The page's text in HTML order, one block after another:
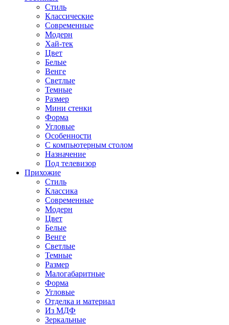
Стиль
Классические
Современные
Модерн
Хай-тек
Цвет
Белые
Венге
Светлые
Темные
Размер
Мини стенки
Форма
Угловые
Особенности
С компьютерным столом
Назначение
Под телевизор
Прихожие
Стиль
Классика
Современные
Модерн
Цвет
Белые
Венге
Светлые
Темные
Размер
Малогабаритные
Форма
Угловые
Отделка и материал
Из МДФ
Зеркальные